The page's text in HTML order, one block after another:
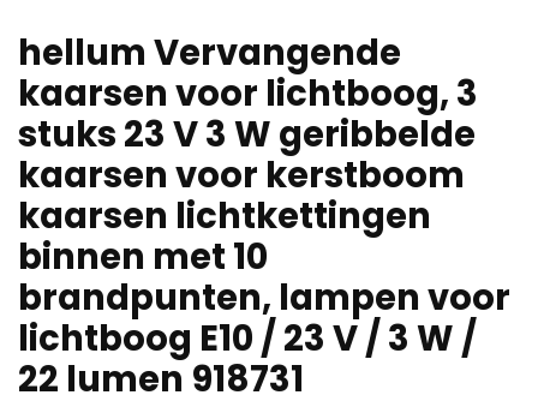
hellum Vervangende
kaarsen voor lichtboog, 3
stuks 23 V 3 W geribbelde
kaarsen voor kerstboom
kaarsen lichtkettingen
binnen met 10
brandpunten, lampen voor
lichtboog E10 / 23 V / 3 W /
22 lumen 918731